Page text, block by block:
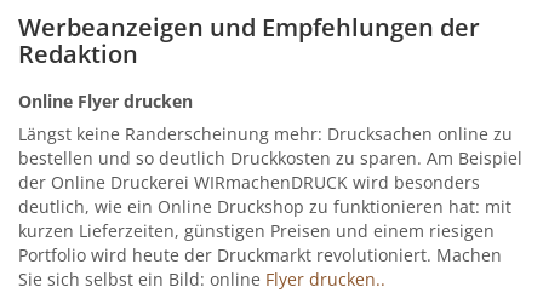
Werbeanzeigen und Empfehlungen der
Redaktion
Online Flyer drucken
Längst keine Randerscheinung mehr: Drucksachen online zu
bestellen und so deutlich Druckkosten zu sparen. Am Beispiel
der Online Druckerei WIRmachenDRUCK wird besonders
deutlich, wie ein Online Druckshop zu funktionieren hat: mit
kurzen Lieferzeiten, günstigen Preisen und einem riesigen
Portfolio wird heute der Druckmarkt revolutioniert. Machen
Sie sich selbst ein Bild: online Flyer drucken..